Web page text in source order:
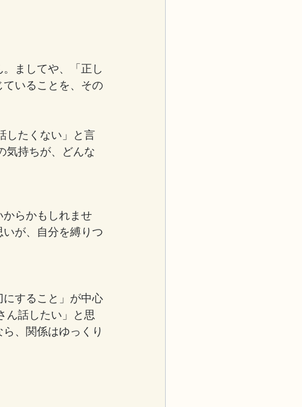
ましてや、「正し
いることを、その
したくない」と言
気持ちが、どんな
らかもしれませ
が、自分を縛りつ
すること」が中心
ん話したい」と思
、関係はゆっくり